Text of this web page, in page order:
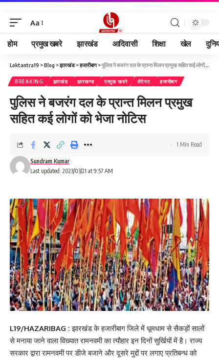
Aa
होम प्रमुख खबरे झारखंड आदिवासी शिक्षा खेल
Loktantra19 >Blog >झारखंड>हजारीबाग>पुलिस ने बजरंग दल के प्रान्त मिलन प्रमुख सहित कई लोगों को भेजा नोटिस
BREAKING झारखंड झारखण्ड प्रमुख खबरे लेटेस्ट हजारीबाग
पुलिस ने बजरंग दल के प्रान्त मिलन प्रमुख
सहित कई लोगों को भेजा नोटिस
Last updated: 2023/03/21 at 9:57 AM
Sundram Kumar
1 Min Read
L19/HAZARIBAG :झारखंड के हजारीबाग जिले में धूमधाम से सैकड़ों सालों
से मनाया जाने वाला विख्यात रामनवमी का त्यौहार इन दिनों सुर्खियों में है। राज्य
सरकार द्वारा रामनवमी पर डीजे बजाने और दूसरे मुद्दों पर लगाए प्रतिबन्ध को